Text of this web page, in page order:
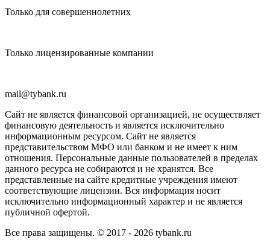
Только для совершеннолетних
Только лицензированные компании
mail@tybank.ru
Сайт не является финансовой организацией, не осуществляет
финансовую деятельность и является исключительно
информационным ресурсом. Сайт не является
представительством МФО или банком и не имеет к ним
отношения. Персональные данные пользователей в пределах
данного ресурса не собираются и не хранятся. Все
представленные на сайте кредитные учреждения имеют
соответствующие лицензии. Вся информация носит
исключительно информационный характер и не является
публичной офертой.
Все права защищены. © 2017 - 2026 tybank.ru